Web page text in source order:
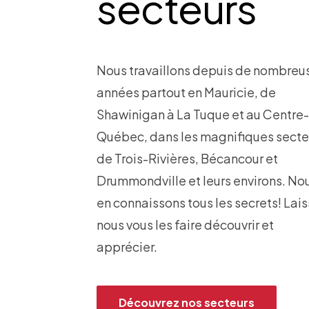
Nous travaillons depuis de
années partout en Mauricie, de
Shawinigan à La Tuque et au
Québec, dans les magnifiques
de Trois-Rivières, Bécancour et
Drummondville et leurs environs.
en connaissons tous les secrets!
nous vous les faire découvrir et
apprécier.
Découvrez nos secteurs